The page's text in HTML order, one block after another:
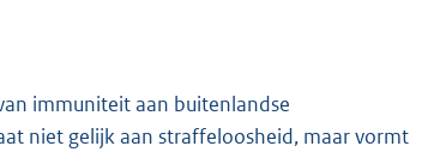
immuniteit aan buitenlandse
niet gelijk aan straffeloosheid, maar vormt